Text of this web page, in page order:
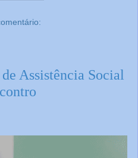
Assistência Social